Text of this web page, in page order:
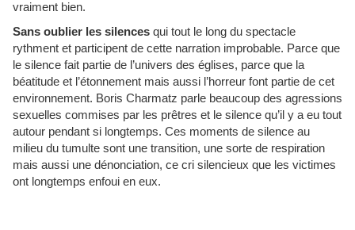
vraiment bien.
Sans oublier les silences qui tout le long du spectacle
rythment et participent de cette narration improbable. Parce que
le silence fait partie de l’univers des églises, parce que la
béatitude et l’étonnement mais aussi l’horreur font partie de cet
environnement. Boris Charmatz parle beaucoup des agressions
sexuelles commises par les prêtres et le silence qu’il y a eu tout
autour pendant si longtemps. Ces moments de silence au
milieu du tumulte sont une transition, une sorte de respiration
mais aussi une dénonciation, ce cri silencieux que les victimes
ont longtemps enfoui en eux.